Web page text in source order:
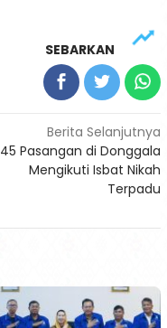
SEBARKAN
Berita Selanjutnya
45 Pasangan di Donggala
Mengikuti Isbat Nikah
Terpadu